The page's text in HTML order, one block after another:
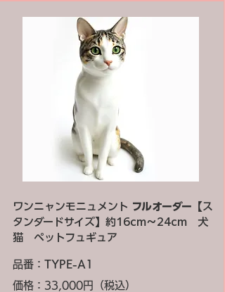
ワンニャンモニュメント フルオーダー 【ス
タンダードサイズ】約16cm～24cm 犬
猫 ペットフュギュア
品番： TYPE-A1
価格：33,000円（税込）